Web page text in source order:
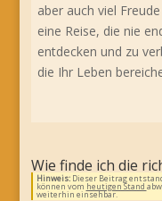
aber auch viel
eine Reise, die nie
entdecken und zu
die Ihr Leben
Wie finde ich die
Hinweis:Dieser Beitrag
können vom heutigen Stand
weiterhin einsehbar.